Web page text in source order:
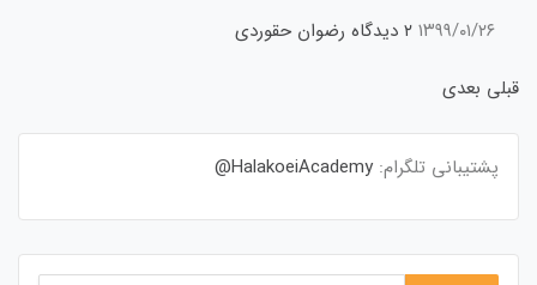
۱۳۹۹/۰۱/۲۶ ۲ دیدگاه
رضوان حقوردی
قبلی بعدی
پشتیبانی تلگرام: HalakoeiAcademy@